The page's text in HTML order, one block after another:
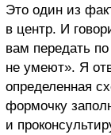
Это один из
в центр. И
вам передать
не умеют». Я
определенная
формочку
и